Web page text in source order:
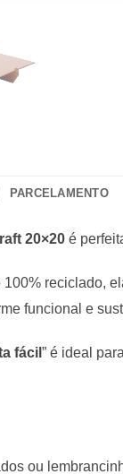
PARCELAMENTO
20×20 é
reciclado,
funcional e
fácil ” é ideal
ou